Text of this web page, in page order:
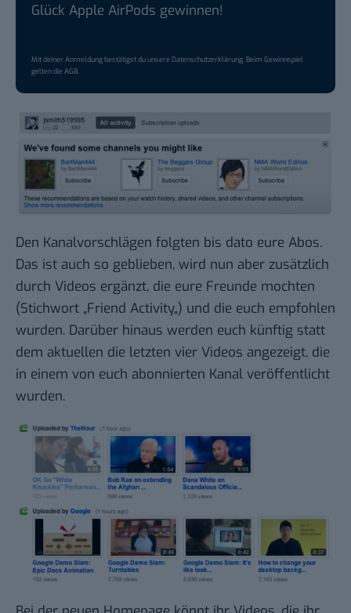
Glück Apple AirPods gewinnen!
Mit deiner Anmeldung bestätigst du unsereDatenschutzerklärung. Beim Gewinnspiel
gelten dieAGB.
Den Kanalvorschlägen folgten bis dato eure Abos.
Das ist auch so geblieben, wird nun aber zusätzlich
durch Videos ergänzt, die eure Freunde mochten
(Stichwort „Friend Activity„) und die euch empfohlen
wurden. Darüber hinaus werden euch künftig statt
dem aktuellen die letzten vier Videos angezeigt, die
in einem von euch abonnierten Kanal veröffentlicht
wurden.